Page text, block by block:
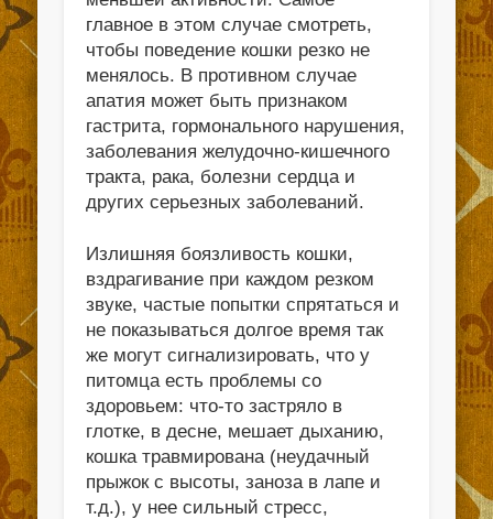
главное в этом случае смотреть,
чтобы поведение кошки резко не
менялось. В противном случае
апатия может быть признаком
гастрита, гормонального нарушения,
заболевания желудочно-кишечного
тракта, рака, болезни сердца и
других серьезных заболеваний.
Излишняя боязливость кошки,
вздрагивание при каждом резком
звуке, частые попытки спрятаться и
не показываться долгое время так
же могут сигнализировать, что у
питомца есть проблемы со
здоровьем: что-то застряло в
глотке, в десне, мешает дыханию,
кошка травмирована (неудачный
прыжок с высоты, заноза в лапе и
т.д.), у нее сильный стресс,